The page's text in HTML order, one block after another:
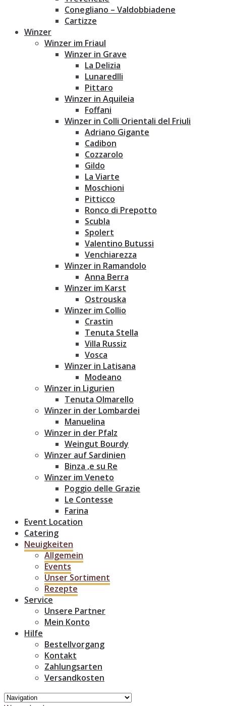
Conegliano – Valdobbiadene
Cartizze
Winzer
Winzer im Friaul
Winzer in Grave
La Delizia
Lunaredlli
Pittaro
Winzer in Aquileia
Foffani
Winzer in Colli Orientali del Friuli
Adriano Gigante
Cadibon
Cozzarolo
Gildo
La Viarte
Moschioni
Pitticco
Ronco di Prepotto
Scubla
Spolert
Valentino Butussi
Venchiarezza
Winzer in Ramandolo
Anna Berra
Winzer im Karst
Ostrouska
Winzer im Collio
Crastin
Tenuta Stella
Villa Russiz
Vosca
Winzer in Latisana
Modeano
Winzer in Ligurien
Tenuta Olmarello
Winzer in der Lombardei
Manuelina
Winzer in der Pfalz
Weingut Bourdy
Winzer auf Sardinien
Binza ‚e su Re
Winzer im Veneto
Poggio delle Grazie
Le Contesse
Farina
Event Location
Catering
Neuigkeiten
Allgemein
Events
Unser Sortiment
Rezepte
Service
Unsere Partner
Mein Konto
Hilfe
Bestellvorgang
Kontakt
Zahlungsarten
Versandkosten